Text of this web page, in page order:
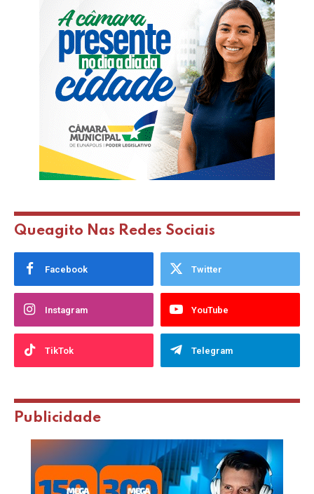
Queagito Nas Redes Sociais
Facebook Twitter
Instagram YouTube
TikTok Telegram
Publicidade